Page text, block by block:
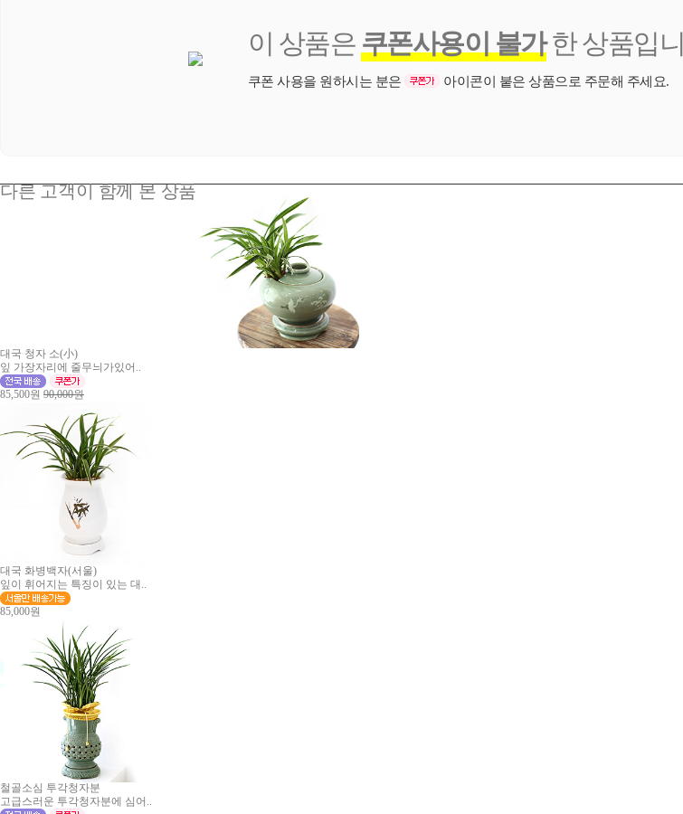
이 상품은 쿠폰사용이 불가한 상품입
쿠폰 사용을 원하시는 분은 아이콘이 붙은 상품으로 주문해 주세요.
다른 고객이 함께 본 상품
대국 청자 소(小)
잎 가장자리에 줄무늬가있어..
85,500원 90,000원
대국 화병백자(서울)
잎이 휘어지는 특징이 있는 대..
85,000원
철골소심 투각청자분
고급스러운 투각청자분에 심어..